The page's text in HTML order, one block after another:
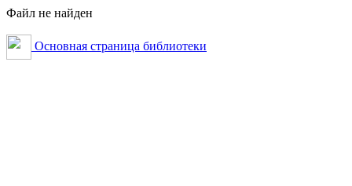
Файл не найден
Основная страница библиотеки